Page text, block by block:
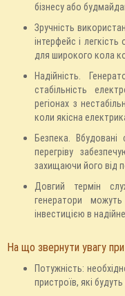
бізнесу або
Зручність
інтерфейс і
для широкого кола
Надійність.
стабільність
регіонах з
коли якісна
Безпека.
перегріву
захищаючи його від
Довгий термін
генератори
інвестицією в
На що звернути увагу при
Потужність:
пристроїв, які